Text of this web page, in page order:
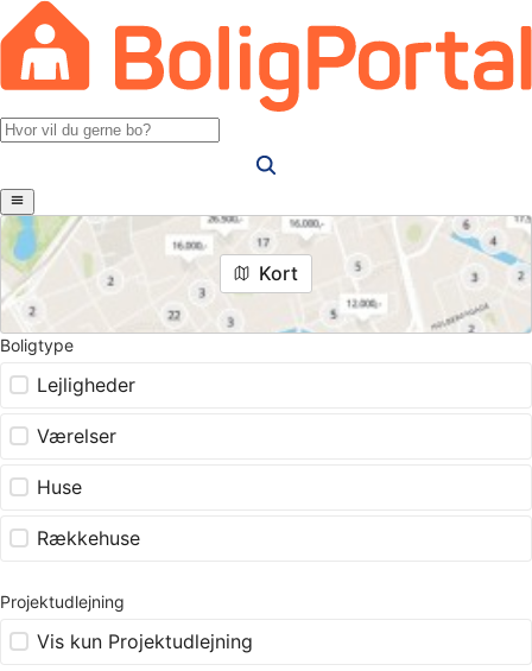
Kort
Boligtype
Lejligheder
Værelser
Huse
Rækkehuse
Projektudlejning
Vis kun Projektudlejning